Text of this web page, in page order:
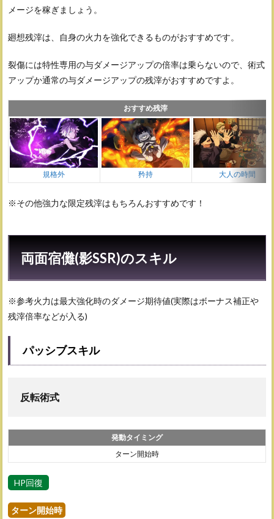
メージを稼ぎましょう。
廻想残滓は、自身の火力を強化できるものがおすすめです。
裂傷には特性専用の与ダメージアップの倍率は乗らないので、術式
アップか通常の与ダメージアップの残滓がおすすめですよ。
おすすめ残滓
規格外 矜持 大人の時間
※その他強力な限定残滓はもちろんおすすめです！
両面宿儺(影SSR)のスキル
※参考火力は最大強化時のダメージ期待値(実際はボーナス補正や
残滓倍率などが入る)
パッシブスキル
反転術式
発動タイミング
ターン開始時
HP回復
ターン開始時